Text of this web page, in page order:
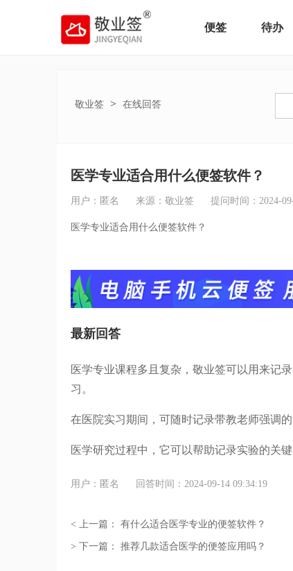
便签 待办
敬业签 > 在线回答
医学专业适合用什么便签软件？
用户：匿名 来源：敬业签 提问时间：2024-
医学专业适合用什么便签软件？
最新回答
医学专业课程多且复杂，敬业签可以用来记
习。
在医院实习期间，可随时记录带教老师强调
医学研究过程中，它可以帮助记录实验的关
用户：匿名 回答时间：2024-09-14 09:34:19
< 上一篇： 有什么适合医学专业的便签软件？
> 下一篇： 推荐几款适合医学的便签应用吗？